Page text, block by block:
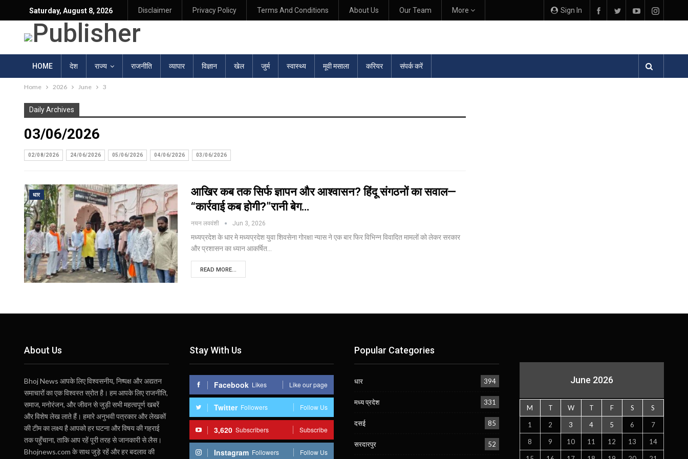
Sign In
Saturday, August 8, 2026 Disclaimer Privacy Policy Terms And Conditions About Us Our Team More
HOME देश राज्य राजनीति व्यापार विज्ञान खेल जुर्म स्वास्थ्य मूवी मसाला करियर संपर्क करें
Home 2026 June 3
Daily Archives
03/06/2026
02/08/2026 24/06/2026 05/06/2026 04/06/2026 03/06/2026
धार
आखिर कब तक सिर्फ ज्ञापन और आश्वासन? हिंदू संगठनों का सवाल—
“कार्रवाई कब होगी?”रानी बेग…
नयन लववंशी Jun 3, 2026
मध्यप्रदेश के धार मे मध्यप्रदेश युवा शिवसेना गोरक्षा न्यास ने एक बार फिर विभिन्न विवादित मामलों को लेकर सरकार
और प्रशासन का ध्यान आकर्षित…
READ MORE...
About Us
Bhoj News आपके लिए विश्वसनीय, निष्पक्ष और अद्यतन
समाचारों का एक विश्वस्त स्रोत है। हम आपके लिए राजनीति,
समाज, मनोरंजन, और जीवन से जुड़ी सभी महत्वपूर्ण खबरें
और विशेष लेख लाते हैं। हमारे अनुभवी पत्रकार और लेखकों
की टीम का लक्ष्य है आपको हर घटना और विषय की गहराई
तक पहुँचाना, ताकि आप रहें पूरी तरह से जानकारी से लैस।
Bhojnews.com के साथ जुड़े रहें और हर बदलाव की
Stay With Us
Facebook Likes Like our page
Twitter Followers Follow Us
3,620 Subscribers Subscribe
Instagram Followers Follow Us
Popular Categories
धार 394
मध्य प्रदेश 331
दसई 85
सरदारपुर 52
June 2026
M T W T F S S
1 2 3 4 5 6 7
8 9 10 11 12 13 14